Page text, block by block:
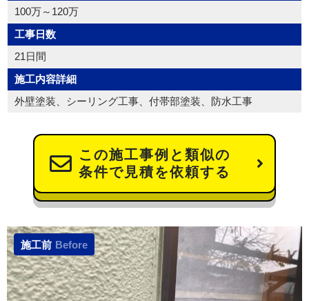
100万～120万
工事日数
21日間
施工内容詳細
外壁塗装、シーリング工事、付帯部塗装、防水工事
この施工事例と類似の
条件で見積を依頼する
施工前 Before